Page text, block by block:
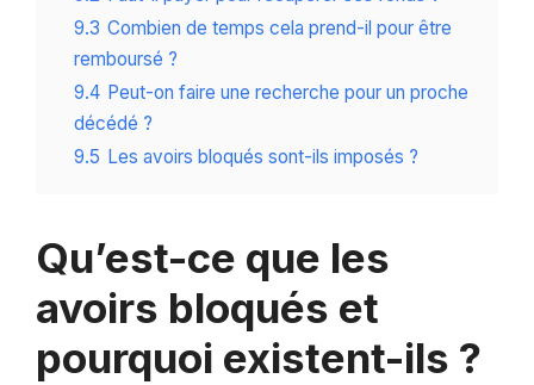
9.3 Combien de temps cela prend-il pour être
remboursé ?
9.4 Peut-on faire une recherche pour un proche
décédé ?
9.5 Les avoirs bloqués sont-ils imposés ?
Qu’est-ce que les
avoirs bloqués et
pourquoi existent-ils ?